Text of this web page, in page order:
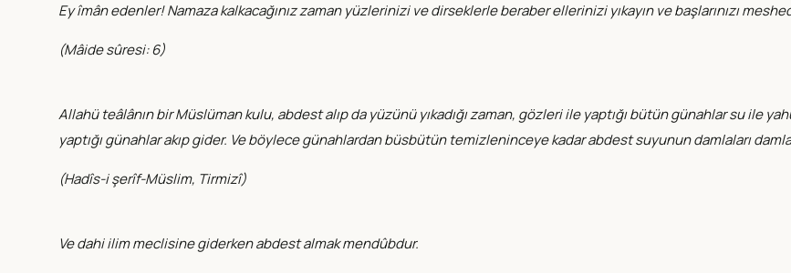
Ey îmân edenler! Namaza kalkacağınız zaman yüzlerinizi ve dirseklerle beraber ellerinizi yıkayın ve başlarınızı
(Mâide sûresi: 6)
Allahü teâlânın bir Müslüman kulu, abdest alıp da yüzünü yıkadığı zaman, gözleri ile yaptığı bütün günahlar su ile
yaptığı günahlar akıp gider. Ve böylece günahlardan büsbütün temizleninceye kadar abdest suyunun damlaları
(Hadîs-i şerîf-Müslim, Tirmizî)
Ve dahi ilim meclisine giderken abdest almak mendûbdur.